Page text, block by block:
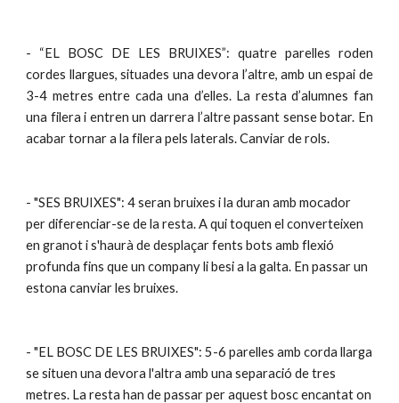
- “EL BOSC DE LES BRUIXES”: quatre parelles roden
cordes llargues, situades una devora l’altre, amb un espai de
3-4 metres entre cada una d’elles. La resta d’alumnes fan
una filera i entren un darrera l’altre passant sense botar. En
acabar tornar a la filera pels laterals. Canviar de rols.
- "SES BRUIXES": 4 seran bruixes i la duran amb mocador
per diferenciar-se de la resta. A qui toquen el converteixen
en granot i s'haurà de desplaçar fents bots amb flexió
profunda fins que un company li besi a la galta. En passar un
estona canviar les bruixes.
- "EL BOSC DE LES BRUIXES": 5-6 parelles amb corda llarga
se situen una devora l'altra amb una separació de tres
metres. La resta han de passar per aquest bosc encantat on